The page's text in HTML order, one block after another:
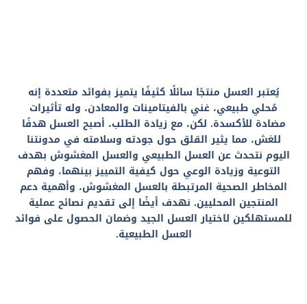
يُعتبر العسل منتجًا سائلًا كثيفًا يتميز بفوائد متعددة إنه
مُحلي طبيعي، غني بالفيتامينات والمعادن، وله تأثيرات
مضادة للأكسدة. لكن، مع زيادة الطلب، أصبح العسل هدفًا
للغش، مما يثير القلق حول جودته وسلامته في مدونتنا
اليوم نتحدث عن العسل الطبيعي والعسل المغشوش بهدف
التوعية وزيادة الوعي حول كيفية التمييز بينهما، وفهم
المخاطر الصحية المرتبطة بالعسل المغشوش، وأهمية دعم
المنتجين المحليين. نهدف أيضًا إلى تقديم نصائح عملية
للمستهلكين لاختيار العسل الجيد وضمان الحصول على فوائد
العسل الطبيعية.